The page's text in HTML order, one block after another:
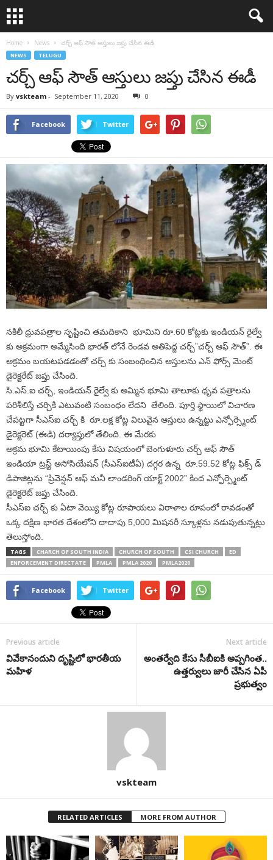
Home News చర్చ్ ఆఫ్ సౌత్ ఆస్తులు జప్తు చేసిన ఈడీ
NEWS TELUGU
చర్చ్ ఆఫ్ సౌత్ ఆస్తులు జప్తు చేసిన ఈడీ
By vskteam - September 11, 2020 0
Facebook Twitter
నకిలీ ధ్రువపత్రాల సృష్టించి తమదికాని భూమిని రూ.60 కోట్లకు ఇండియన్ రైల్వే
కు అక్రమంగా అమ్మేసింది భారత్ లోనే రెండవ అతిపెద్ద చర్చ్”చర్చ్ ఆఫ్ సౌత్”. ఈ
అక్రమం బయటపడడంతో చర్చ్ కు సంబంధించిన ఆస్తులను ఎన్ ఫోర్స్ మెంట్
డైరెక్టరేట్ జప్తు చేసింది.
సి.ఎస్.ఐ చర్చ్, ఇండియన్ రైల్వే కు అమ్మిన భూమి తాలూకు ధృవ పత్రాలను
పరిశీలిస్తే చర్చికి ఎటువంటి సంబంధం లేదని తేలింది. పూర్తి స్థాయిలో విచారణ
చేపట్టగా సీఎస్ఐ చర్చ్ కి రూ.లక్ష కోట్ల విలువైన ఆస్తులు ఉన్నట్టు ఎన్ఫోర్స్మెంట్
డైరెక్టరెట్ (ఈడి) దర్యాప్తులో తేలింది. ఈ మేరకు
అక్రమ భూమి కేటాయింపు కేసు విషయంలో బెంగుళూరు చర్చ్ ఆఫ్ సౌత్
ఇండియా ట్రస్ట్ అసోసియేషన్ (సీఎస్ఐటీఏ) దగ్గర ఉన్న రూ.59.52 కోట్ల ఫిక్స్ డ్
డిపాజిట్లను “ప్రివెన్షన్ ఆఫ్ మనీ లాండరింగ్ యాక్ట్ 2002” కింద ఎన్ఫోర్స్మెంట్
డైరెక్టరెట్ జప్తు చేసింది.
సీఎస్ఐ చర్చ్ కు ఏటా వెయ్యి కోట్ల రూపాయలు విరాళాల రూపంలో రావడంతో
ఒక్క దక్షిణ భారత దేశంలోని దాదాపు 5,000 మిషనరీ స్కూళ్లను నడుపుతున్నట్లు
తెలుస్తోంది.
TAGS CHARCH OF SOUTH INDIA CHURCH OF SOUTH CSI CHURCH
ED
ENFORCEMENT DIRECTATE
PMLA PMLA 2020 PMLA2020
Facebook Twitter
Previous article
వివేకానందుని దృష్టిలో భారతీయ
మహిళ
Next article
అంతర్వేది కేసు సీబీఐకి అప్పగింత..
ఉత్తర్వులు జారీ చేసిన ఏపీ
ప్రభుత్వం
vskteam
RELATED ARTICLES MORE FROM AUTHOR